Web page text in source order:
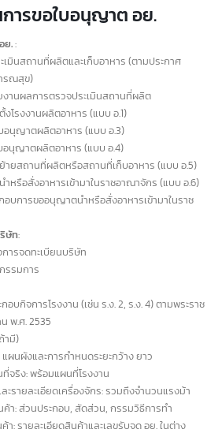
อนุญาต อย.
ถานที่ผลิตต้องมีการปฏิบัติ
Manufacturing Practice) ตามกฎกระทรวงฉบับที่
บุข้อกำหนดเกี่ยวกั
ผลิต
: วัตถุดิบต้องมีคุณภาพและได้รั
ก GMP และต้องสะอาดปลอดภัย
ร: เจ้าหน้าที่จะตรวจสอบเอกสารและสถานที่ผลิต
บจะได้รับเลขสารบบ “13 หลัก” (เลข อย.)
นการขอใบอนุญาต อย.
อย.
ะเมินสถานที่ผลิตและเก็บอาหาร (ตามประกาศ
ารณสุข)
งานผลการตรวจประเมิ
นสถานที่ผลิต
งโรงงานผลิตอาหาร (แบบ อ.1)
ใบอนุญาตผลิตอาหาร (แบบ อ.3)
บอนุญาตผลิตอาหาร (แบบ อ.4)
ย้ายสถานที่ผลิตหรือสถานที่เก็บอาหาร (แบบ อ.5)
ำหรือสั่งอาหารเข้ามาในราชอาณาจักร (แบบ อ.6)
กอบการขออนุญาตนำหรือสั่งอาหารเข้ามาในราช